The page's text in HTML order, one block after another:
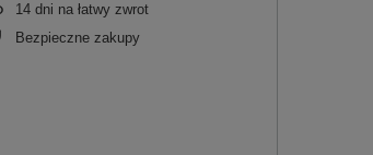
14 dni na łatwy zwrot
Bezpieczne zakupy